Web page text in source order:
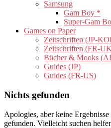
Samsung
Gam Boy *
Super-Gam
Games on Paper
Zeitschriften (JP-
Zeitschriften (FR-
Bücher & Mooks
Guides (JP)
Guides (FR-US)
Nichts gefunden
Apologies, aber keine
gefunden. Vielleicht suchen